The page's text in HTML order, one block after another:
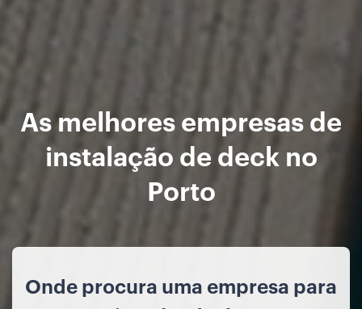
As melhores empresas de
instalação de deck no
Porto
Onde procura uma empresa para